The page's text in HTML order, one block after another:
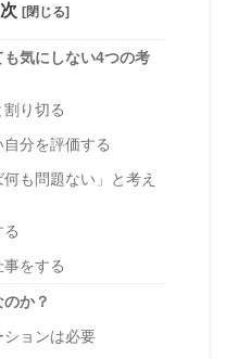
[閉じる]
気にしない4つの考
り切る
分を評価する
も問題ない」と考え
をする
か？
ョンは必要